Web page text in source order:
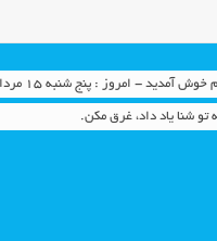
آمدید - امروز : پنج شنبه ۱۵ مرداد ۱۴۰۵
تو شنا یاد داد، غرق مکن.